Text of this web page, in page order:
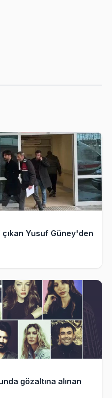
Yusuf Güney'den
gözaltına alınan